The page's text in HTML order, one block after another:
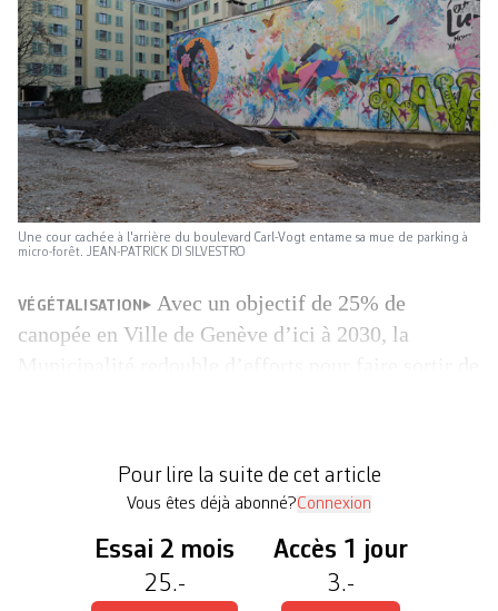
Une cour cachée à l'arrière du boulevard Carl-Vogt entame sa mue de parking à
micro-forêt. JEAN-PATRICK DI SILVESTRO
VÉGÉTALISATION
Avec un objectif de 25% de
canopée en Ville de Genève d’ici à 2030, la
parking en zone de verdure dans […]
Pour lire la suite de cet article
Vous êtes déjà abonné?Connexion
Essai 2 mois
25.-
Accès 1 jour
3.-